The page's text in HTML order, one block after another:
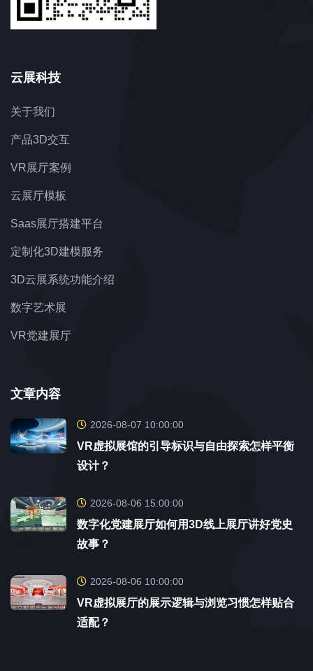
云展科技
关于我们
产品3D交互
VR展厅案例
云展厅模板
Saas展厅搭建平台
定制化3D建模服务
3D云展系统功能介绍
数字艺术展
VR党建展厅
文章内容
2026-08-07 10:00:00
VR虚拟展馆的引导标识与自由探索怎样平衡
设计？
2026-08-06 15:00:00
数字化党建展厅如何用3D线上展厅讲好党史
故事？
2026-08-06 10:00:00
VR虚拟展厅的展示逻辑与浏览习惯怎样贴合
适配？